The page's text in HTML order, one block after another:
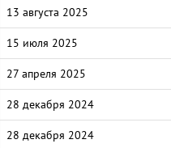
13 августа 2025
15 июля 2025
27 апреля 2025
28 декабря 2024
28 декабря 2024